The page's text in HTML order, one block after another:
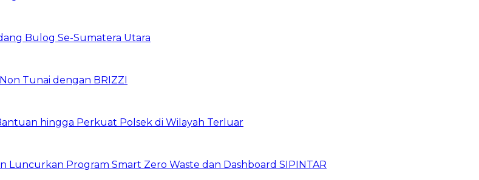
Bulog Se-Sumatera Utara
Tunai dengan BRIZZI
hingga Perkuat Polsek di Wilayah Terluar
Luncurkan Program Smart Zero Waste dan Dashboard SIPINTAR